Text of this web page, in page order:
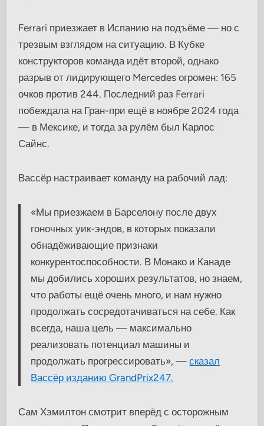
Ferrari приезжает в Испанию на подъёме — но с
трезвым взглядом на ситуацию. В Кубке
конструкторов команда идёт второй, однако
разрыв от лидирующего Mercedes огромен: 165
очков против 244. Последний раз Ferrari
побеждала на Гран-при ещё в ноябре 2024 года
— в Мексике, и тогда за рулём был Карлос
Сайнс.
Вассёр настраивает команду на рабочий лад:
«Мы приезжаем в Барселону после двух
гоночных уик-эндов, в которых показали
обнадёживающие признаки
конкурентоспособности. В Монако и Канаде
мы добились хороших результатов, но знаем,
что работы ещё очень много, и нам нужно
продолжать сосредотачиваться на себе. Как
всегда, наша цель — максимально
реализовать потенциал машины и
продолжать прогрессировать», —сказал
Вассёр изданию GrandPrix247.
Сам Хэмилтон смотрит вперёд с осторожным